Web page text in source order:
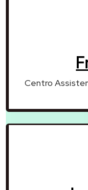
Centro